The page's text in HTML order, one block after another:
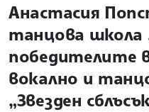
site.bta
Анастасия
танцова школа
победителите
вокално и
„Звезден